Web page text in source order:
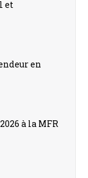
et
en
à la MFR